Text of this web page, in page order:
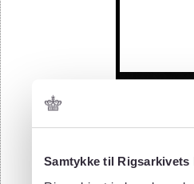
Samtykke til Rigsarkivets